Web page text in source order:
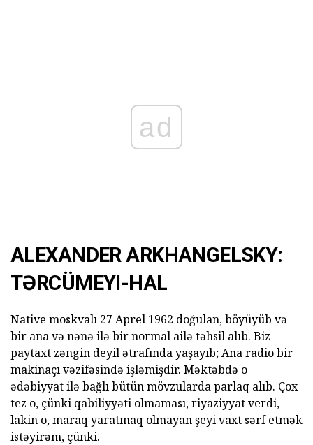
ad
ALEXANDER ARKHANGELSKY:
TƏRCÜMEYI-HAL
Native moskvalı 27 Aprel 1962 doğulan, böyüyüb və
bir ana və nənə ilə bir normal ailə təhsil alıb. Biz
paytaxt zəngin deyil ətrafında yaşayıb; Ana radio bir
makinaçı vəzifəsində işləmişdir. Məktəbdə o
ədəbiyyat ilə bağlı bütün mövzularda parlaq alıb. Çox
tez o, çünki qabiliyyəti olmaması, riyaziyyat verdi,
lakin o, maraq yaratmaq olmayan şeyi vaxt sərf etmək
istəyirəm, çünki.